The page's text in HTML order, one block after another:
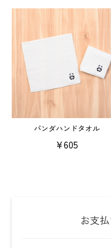
パンダハンドタオル
¥605
お支